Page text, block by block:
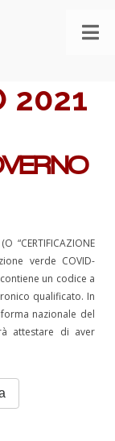
2021
“CERTIFICAZIONE
verde COVID-
un codice a
qualificato. In
nazionale del
attestare di aver